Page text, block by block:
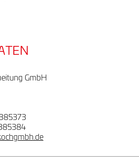
GmbH